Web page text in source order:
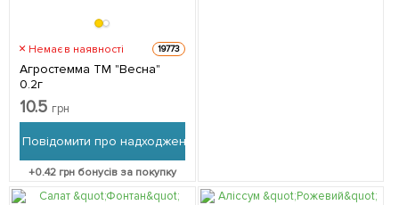
Немає в наявності 19773
Агростемма ТМ "Весна"
0.2г
10.5 грн
Повідомити про надходження
+0.42 грн бонусів за покупку